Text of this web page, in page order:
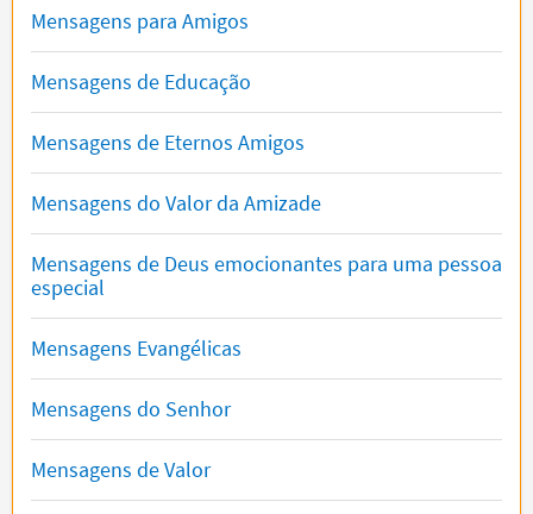
Mensagens para Amigos
Mensagens de Educação
Mensagens de Eternos Amigos
Mensagens do Valor da Amizade
Mensagens de Deus emocionantes para uma pessoa
especial
Mensagens Evangélicas
Mensagens do Senhor
Mensagens de Valor